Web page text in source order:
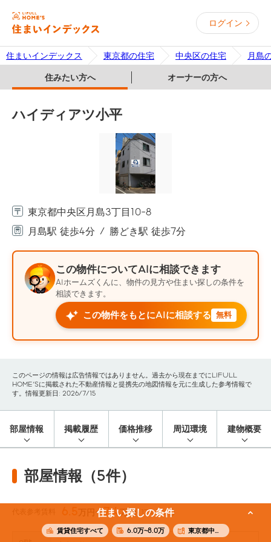
ログイン
住まいインデックス 東京都の住宅 中央区の住宅 月島
住みたい方へ オーナーの方へ
住まい探しの条件
賃貸住宅すべて 6.0万~8.0万 東京都中央区
ハイディアツ小平
東京都中央区月島3丁目10-8
月島駅 徒歩4分
勝どき駅 徒歩7分
この物件についてAIに相談できます
AIホームズくんに、物件の見方や住まい探しの条件を
相談できます。
この物件をもとにAIに相談する 無料
このページの情報は広告情報ではありません。過去から現在までにLIFULL
HOME'Sに掲載された不動産情報と提携先の地図情報を元に生成した参考情報で
す。情報更新日: 2026/7/15
部屋情報 掲載履歴 価格推移 周辺環境 建物概要
部屋情報（5件）
6.5 万円〜7.4万円(17.48m²)